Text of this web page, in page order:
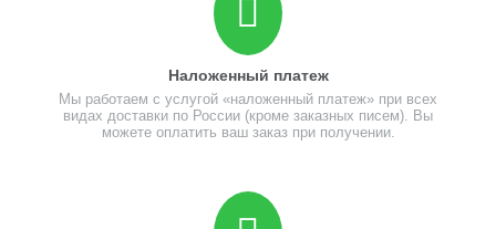
Наложенный платеж
Мы работаем с услугой «наложенный платеж» при всех
видах доставки по России (кроме заказных писем). Вы
можете оплатить ваш заказ при получении.